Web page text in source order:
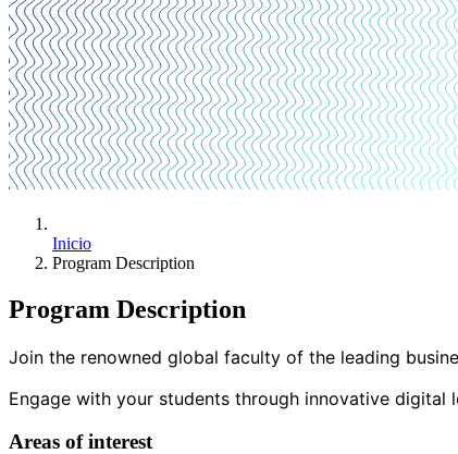
Inicio
Program Description
Program Description
Join the renowned global faculty of the leading
Engage with your students through innovative digital
Areas of interest